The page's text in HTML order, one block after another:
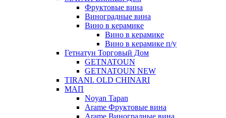
Фруктовые вина
Виноградные вина
Вино в керамике
Вино в керамике
Вино в керамике п/у
Гетнатун Торговый Дом
GETNATOUN
GETNATOUN NEW
TIRANI. OLD CHINARI
МАП
Noyan Tapan
Arame Фруктовые вина
Arame Виноградные вина